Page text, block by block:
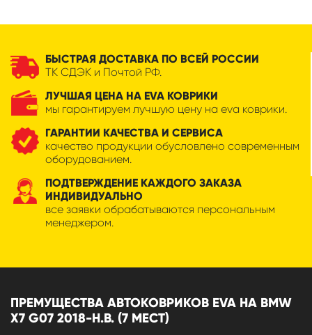
БЫСТРАЯ ДОСТАВКА ПО ВСЕЙ РОССИИ
ТК СДЭК и Почтой РФ.
ЛУЧШАЯ ЦЕНА НА EVA КОВРИКИ
мы гарантируем лучшую цену на eva коврики.
ГАРАНТИИ КАЧЕСТВА И СЕРВИСА
качество продукции обусловлено современным
оборудованием.
ПОДТВЕРЖДЕНИЕ КАЖДОГО ЗАКАЗА
ИНДИВИДУАЛЬНО
все заявки обрабатываются персональным
менеджером.
ПРЕМУЩЕСТВА АВТОКОВРИКОВ EVA НА BMW
X7 G07 2018-Н.В. (7 МЕСТ)